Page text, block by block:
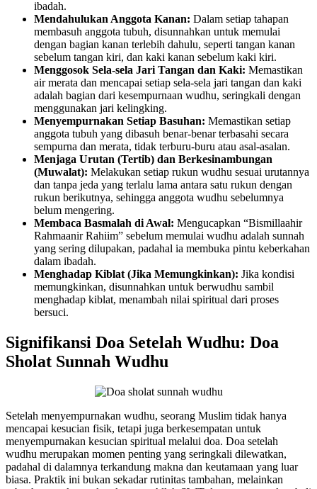
ibadah.
Mendahulukan Anggota Kanan: Dalam setiap tahapan
membasuh anggota tubuh, disunnahkan untuk memulai
dengan bagian kanan terlebih dahulu, seperti tangan kanan
sebelum tangan kiri, dan kaki kanan sebelum kaki kiri.
Menggosok Sela-sela Jari Tangan dan Kaki: Memastikan
air merata dan mencapai setiap sela-sela jari tangan dan kaki
adalah bagian dari kesempurnaan wudhu, seringkali dengan
menggunakan jari kelingking.
Menyempurnakan Setiap Basuhan: Memastikan setiap
anggota tubuh yang dibasuh benar-benar terbasahi secara
sempurna dan merata, tidak terburu-buru atau asal-asalan.
Menjaga Urutan (Tertib) dan Berkesinambungan
(Muwalat): Melakukan setiap rukun wudhu sesuai urutannya
dan tanpa jeda yang terlalu lama antara satu rukun dengan
rukun berikutnya, sehingga anggota wudhu sebelumnya
belum mengering.
Membaca Basmalah di Awal: Mengucapkan “Bismillaahir
Rahmaanir Rahiim” sebelum memulai wudhu adalah sunnah
yang sering dilupakan, padahal ia membuka pintu keberkahan
dalam ibadah.
Menghadap Kiblat (Jika Memungkinkan): Jika kondisi
memungkinkan, disunnahkan untuk berwudhu sambil
menghadap kiblat, menambah nilai spiritual dari proses
bersuci.
Signifikansi Doa Setelah Wudhu: Doa
Sholat Sunnah Wudhu
Setelah menyempurnakan wudhu, seorang Muslim tidak hanya
mencapai kesucian fisik, tetapi juga berkesempatan untuk
menyempurnakan kesucian spiritual melalui doa. Doa setelah
wudhu merupakan momen penting yang seringkali dilewatkan,
padahal di dalamnya terkandung makna dan keutamaan yang luar
biasa. Praktik ini bukan sekadar rutinitas tambahan, melainkan